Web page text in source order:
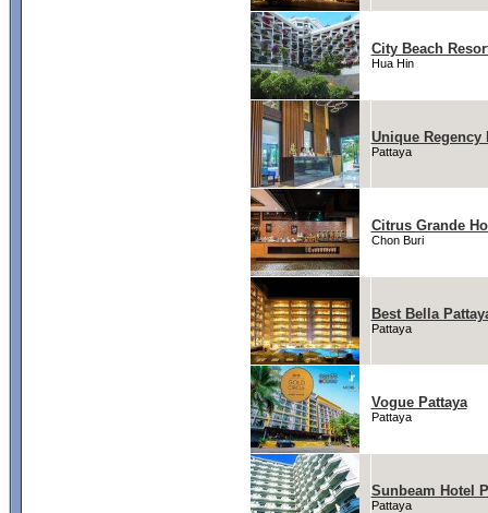
City Beach
Hua Hin
Unique Regency
Pattaya
Citrus Grande
Chon Buri
Best Bella
Pattaya
Vogue Pattaya
Pattaya
Sunbeam Hotel
Pattaya